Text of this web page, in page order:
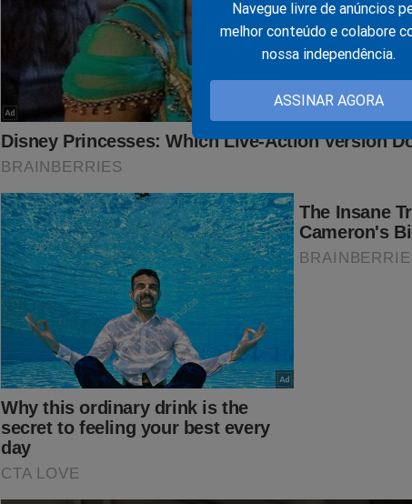
Navegue livre de anúncios
melhor conteúdo e colabore
nossa independência.
ASSINAR AGORA
A gravíssima ameaça sofrida pela
Messias faz “tour” pelo Senado, mas entre
receberam, dois chamam atenção